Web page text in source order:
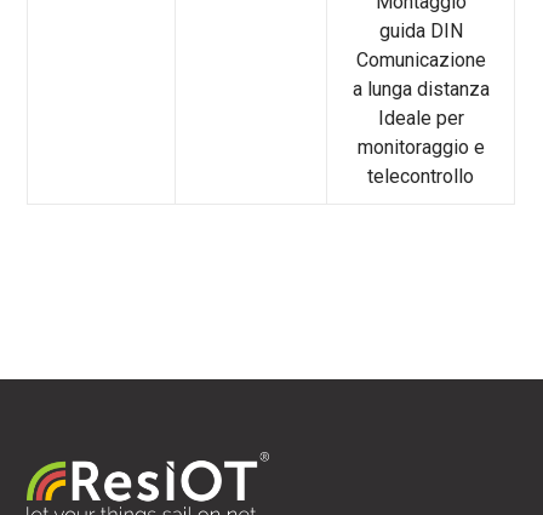
guida DIN
Comunicazione
a lunga distanza
Ideale per
monitoraggio e
telecontrollo